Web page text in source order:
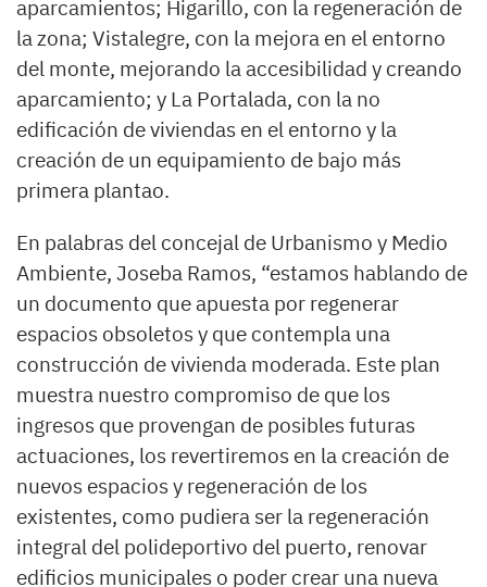
aparcamientos; Higarillo, con la regeneración de
la zona; Vistalegre, con la mejora en el entorno
del monte, mejorando la accesibilidad y creando
aparcamiento; y La Portalada, con la no
edificación de viviendas en el entorno y la
creación de un equipamiento de bajo más
primera plantao.
En palabras del concejal de Urbanismo y Medio
Ambiente, Joseba Ramos, “estamos hablando de
un documento que apuesta por regenerar
espacios obsoletos y que contempla una
construcción de vivienda moderada. Este plan
muestra nuestro compromiso de que los
ingresos que provengan de posibles futuras
actuaciones, los revertiremos en la creación de
nuevos espacios y regeneración de los
existentes, como pudiera ser la regeneración
integral del polideportivo del puerto, renovar
edificios municipales o poder crear una nueva